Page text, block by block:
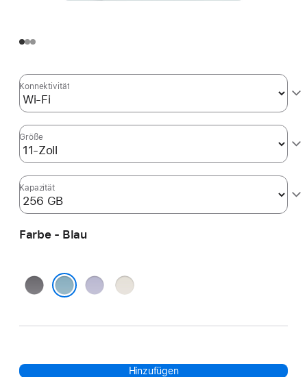
Konnektivität
Größe
Kapazität
Farbe - Blau
Space GrauViolettPolarstern
Hinzufügen